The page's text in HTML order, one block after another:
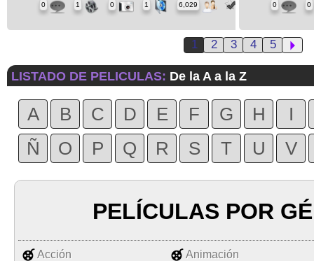
0 1 0 1 6,029 0 0
1 2 3 4 5
LISTADO DE PELICULAS: De la A a la Z
A B C D E F G H
I
Ñ
O P Q R S T U V
PELÍCULAS POR
Acción Animación